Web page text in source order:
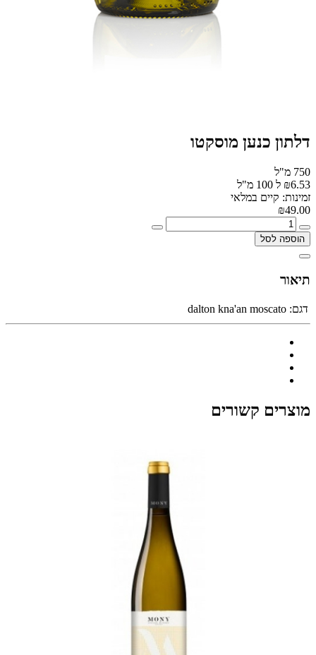
דלתון כנען מוסקטו
750 מ"ל
₪6.53 ל 100 מ"ל
זמינות: קיים במלאי
₪49.00
הוספה לסל
תיאור
דגם: dalton kna'an moscato
מוצרים קשורים